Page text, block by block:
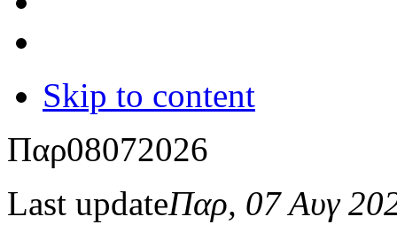
Skip to content
Παρ08072026
Last updateΠαρ, 07 Αυγ